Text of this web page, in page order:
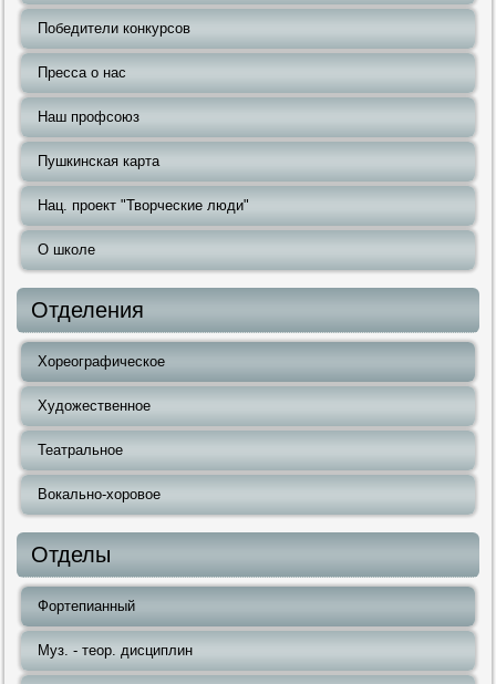
Победители конкурсов
Пресса о нас
Наш профсоюз
Пушкинская карта
Нац. проект "Творческие люди"
О школе
Отделения
Хореографическое
Художественное
Театральное
Вокально-хоровое
Отделы
Фортепианный
Муз. - теор. дисциплин